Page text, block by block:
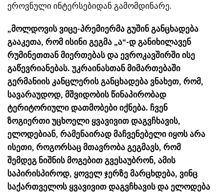
ეროვნული ინტერსებიდან გამომდინარე.
„მოლდოვის ვიცე-პრემიერმა გუშინ განცხადება
გააკეთა, რომ ისინი გეგმა „ა“-დ განიხილავენ
რუმინეთთან მიერთებას და ევროკავშირში ისე
გაწევრიანებას. უკრაინასთან მიმართებაში
გერმანიის კანცლერის განცხადება ვნახეთ, რომ,
სავარაუდოდ, მშვიდობის წინაპირობად
ტერიტორიული დათმობები იქნება. ჩვენ
ზოგიერთი უცხოელი ყვავივით დაგვჩხავის,
ელოდებიან, რამენაირად მაჩვენებელი იყოს არა
ისეთი, როგორსაც მთავრობა გეგმავს, რომ
შემდეგ ნიშნის მოგებით გვესაუბრონ, ამის
საპირისპიროდ, ყოველ ჯერზე მარცხდება, ვინც
საქართველოს ყვავივით დაგვჩხავის და ელოდება